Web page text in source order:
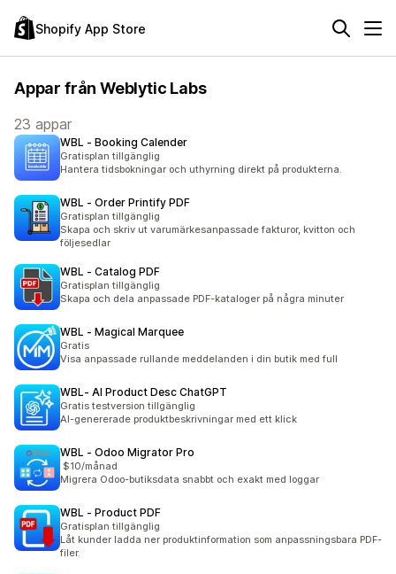
Shopify App Store
Appar från Weblytic Labs
23 appar
WBL ‑ Booking Calender
Gratisplan tillgänglig
Hantera tidsbokningar och uthyrning direkt på produkterna.
WBL ‑ Order Printify PDF
Gratisplan tillgänglig
Skapa och skriv ut varumärkesanpassade fakturor, kvitton och
följesedlar
WBL ‑ Catalog PDF
Gratisplan tillgänglig
Skapa och dela anpassade PDF-kataloger på några minuter
WBL ‑ Magical Marquee
Gratis
Visa anpassade rullande meddelanden i din butik med full
WBL‑ AI Product Desc ChatGPT
Gratis testversion tillgänglig
AI-genererade produktbeskrivningar med ett klick
WBL ‑ Odoo Migrator Pro
$10/månad
Migrera Odoo-butiksdata snabbt och exakt med loggar
WBL ‑ Product PDF
Gratisplan tillgänglig
Låt kunder ladda ner produktinformation som anpassningsbara PDF-
filer.